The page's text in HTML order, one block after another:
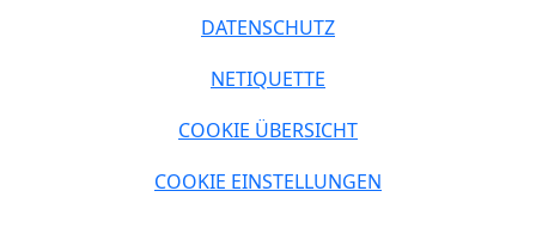
DATENSCHUTZ
NETIQUETTE
COOKIE ÜBERSICHT
COOKIE EINSTELLUNGEN